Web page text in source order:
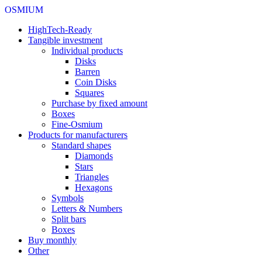
OSMIUM
HighTech-Ready
Tangible investment
Individual products
Disks
Barren
Coin Disks
Squares
Purchase by fixed amount
Boxes
Fine-Osmium
Products for manufacturers
Standard shapes
Diamonds
Stars
Triangles
Hexagons
Symbols
Letters & Numbers
Split bars
Boxes
Buy monthly
Other